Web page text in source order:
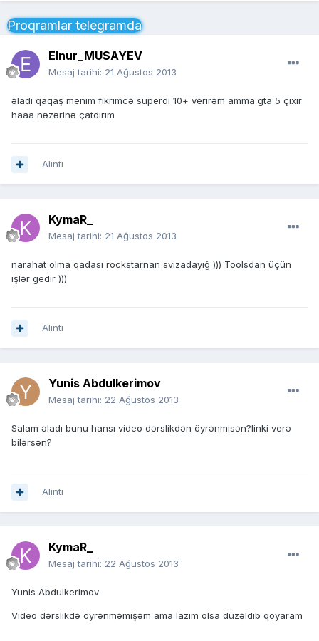
Proqramlar telegramda
Elnur_MUSAYEV
Mesaj tarihi: 21 Ağustos 2013
əladi qaqaş menim fikrimcə superdi 10+ verirəm amma gta 5 çixir
haaa nəzərinə çatdırım
Alıntı
KymaR_
Mesaj tarihi: 21 Ağustos 2013
narahat olma qadası rockstarnan svizadayığ ))) Toolsdan üçün
işlər gedir )))
Alıntı
Yunis Abdulkerimov
Mesaj tarihi: 22 Ağustos 2013
Salam əladı bunu hansı video dərslikdən öyrənmisən?linki verə
bilərsən?
Alıntı
KymaR_
Mesaj tarihi: 22 Ağustos 2013
Yunis Abdulkerimov
Video dərslikdə öyrənməmişəm ama lazım olsa düzəldib qoyaram